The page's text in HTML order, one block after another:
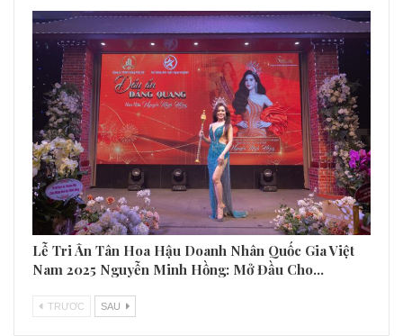
Lễ Tri Ân Tân Hoa Hậu Doanh Nhân Quốc Gia Việt
Nam 2025 Nguyễn Minh Hồng: Mở Đầu Cho…
TRƯƠC SAU